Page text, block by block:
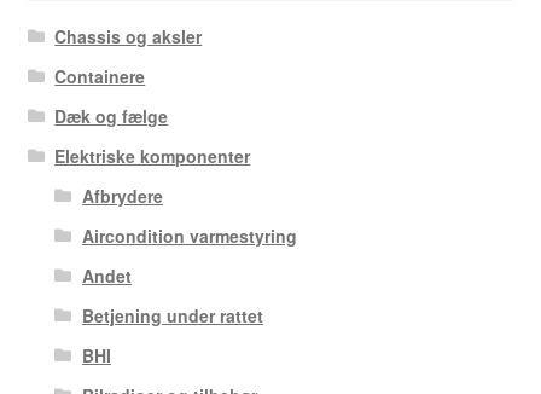
Chassis og aksler
Containere
Dæk og fælge
Elektriske komponenter
Afbrydere
Aircondition varmestyring
Andet
Betjening under rattet
BHI